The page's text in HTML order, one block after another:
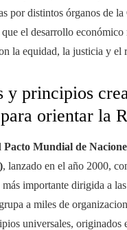
por distintos órganos de
que el desarrollo
la equidad, la justicia y el
y principios
orientar la
Pacto Mundial de
, lanzado en el año 2000,
importante dirigida a las
a miles de
universales, originados